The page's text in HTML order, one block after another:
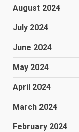
August 2024
July 2024
June 2024
May 2024
April 2024
March 2024
February 2024